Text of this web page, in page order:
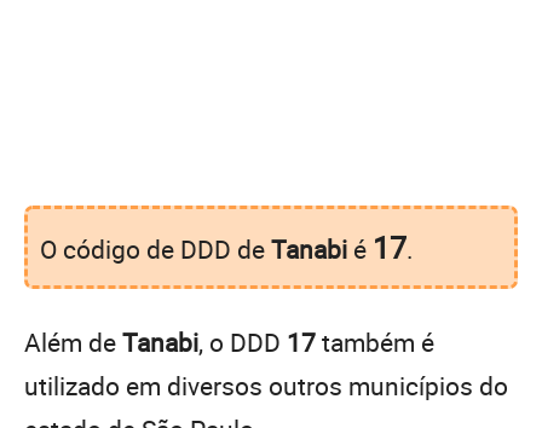
O código de DDD deTanabi é 17.
Além deTanabi, o DDD 17também é
utilizado em diversos outros municípios do